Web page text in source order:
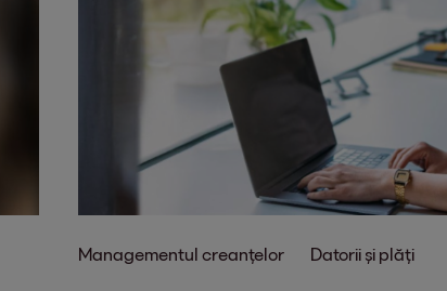
Managementul creanțelor Datorii și plăți